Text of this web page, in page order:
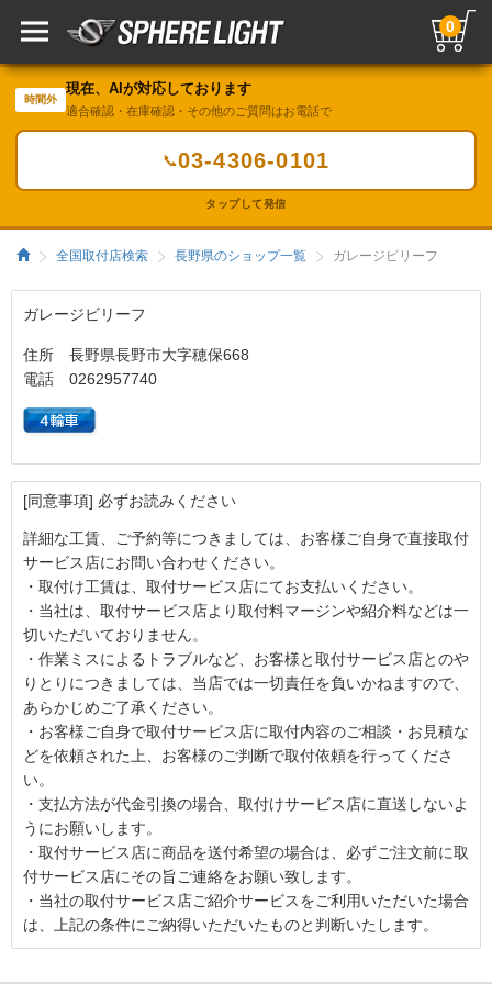
0
時間外
現在、AIが対応しております
適合確認・在庫確認・その他のご質問はお電話で
📞03-4306-0101
タップして発信
全国取付店検索 長野県のショップ一覧 ガレージビリーフ
ガレージビリーフ
住所 長野県長野市大字穂保668
電話 0262957740
[同意事項] 必ずお読みください
詳細な工賃、ご予約等につきましては、お客様ご自身で直接取付
サービス店にお問い合わせください。
・取付け工賃は、取付サービス店にてお支払いください。
・当社は、取付サービス店より取付料マージンや紹介料などは一
切いただいておりません。
・作業ミスによるトラブルなど、お客様と取付サービス店とのや
りとりにつきましては、当店では一切責任を負いかねますので、
あらかじめご了承ください。
・お客様ご自身で取付サービス店に取付内容のご相談・お見積な
どを依頼された上、お客様のご判断で取付依頼を行ってくださ
い。
・支払方法が代金引換の場合、取付けサービス店に直送しないよ
うにお願いします。
・取付サービス店に商品を送付希望の場合は、必ずご注文前に取
付サービス店にその旨ご連絡をお願い致します。
・当社の取付サービス店ご紹介サービスをご利用いただいた場合
は、上記の条件にご納得いただいたものと判断いたします。